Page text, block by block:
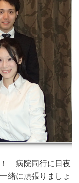
！ 病院同行に日夜
緒に頑張りましょ